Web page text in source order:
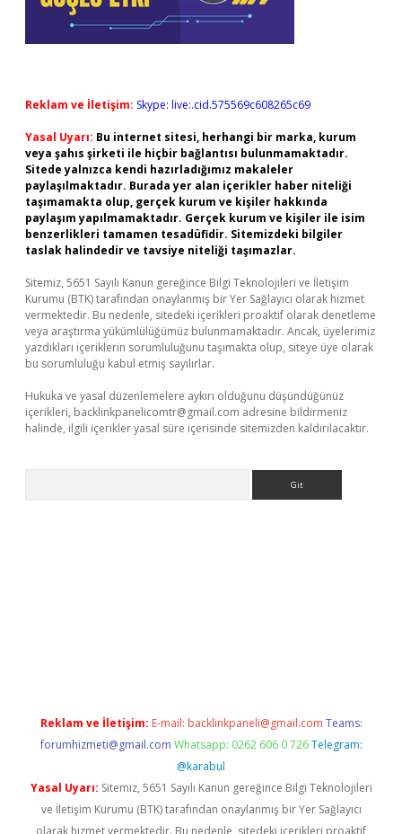
Reklam ve İletişim: Skype: live:.cid.575569c608265c69
Yasal Uyarı: Bu internet sitesi, herhangi bir marka, kurum
veya şahıs şirketi ile hiçbir bağlantısı bulunmamaktadır.
Sitede yalnızca kendi hazırladığımız makaleler
paylaşılmaktadır. Burada yer alan içerikler haber niteliği
taşımamakta olup, gerçek kurum ve kişiler hakkında
paylaşım yapılmamaktadır. Gerçek kurum ve kişiler ile isim
benzerlikleri tamamen tesadüfidir. Sitemizdeki bilgiler
taslak halindedir ve tavsiye niteliği taşımazlar.
Sitemiz, 5651 Sayılı Kanun gereğince Bilgi Teknolojileri ve İletişim
Kurumu (BTK) tarafından onaylanmış bir Yer Sağlayıcı olarak hizmet
vermektedir. Bu nedenle, sitedeki içerikleri proaktif olarak denetleme
veya araştırma yükümlülüğümüz bulunmamaktadır. Ancak, üyelerimiz
yazdıkları içeriklerin sorumluluğunu taşımakta olup, siteye üye olarak
bu sorumluluğu kabul etmiş sayılırlar.
Hukuka ve yasal düzenlemelere aykırı olduğunu düşündüğünüz
içerikleri, backlinkpanelicomtr@gmail.com adresine bildirmeniz
halinde, ilgili içerikler yasal süre içerisinde sitemizden kaldırılacaktır.
Reklam ve İletişim: E-mail: backlinkpaneli@gmail.com Teams:
forumhizmeti@gmail.com Whatsapp: 0262 606 0 726 Telegram:
@karabul
Yasal Uyarı: Sitemiz, 5651 Sayılı Kanun gereğince Bilgi Teknolojileri
ve İletişim Kurumu (BTK) tarafından onaylanmış bir Yer Sağlayıcı
olarak hizmet vermektedir. Bu nedenle, sitedeki içerikleri proaktif